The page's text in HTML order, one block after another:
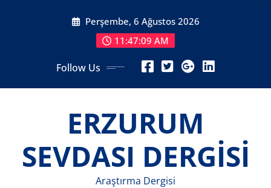
Perşembe, 6 Ağustos 2026
11:47:10 AM
Follow Us
ERZURUM
SEVDASI DERGİSİ
Araştırma Dergisi